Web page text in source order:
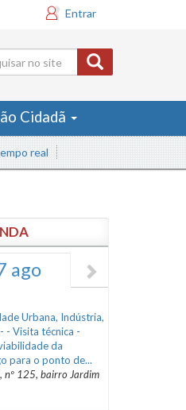
Entrar
Cidadã
ago
Urbana, Indústria,
- Visita técnica -
da
para o ponto de...
nº 125, bairro Jardim